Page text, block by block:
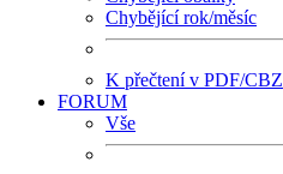
Chybějící rok/měsíc
K přečtení v PDF/CBZ
FORUM
Vše